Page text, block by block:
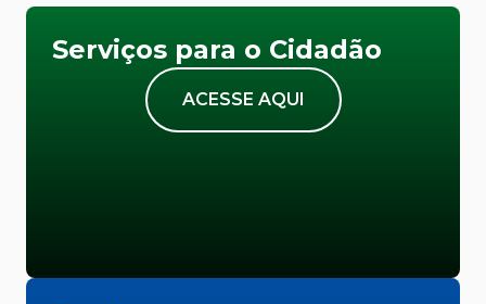
Serviços para o Cidadão
ACESSE AQUI